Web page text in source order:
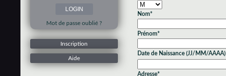
Mot de passe oublié ?
Inscription
Aide
Nom*
Prénom*
Date de Naissance (JJ/MM/AAAA)
Adresse*